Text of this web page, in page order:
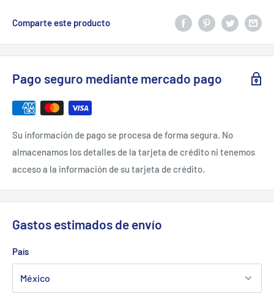
Comparte este producto
Pago seguro mediante mercado pago
Su información de pago se procesa de forma segura. No
almacenamos los detalles de la tarjeta de crédito ni tenemos
acceso a la información de su tarjeta de crédito.
Gastos estimados de envío
País